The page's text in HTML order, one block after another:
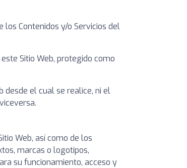
los Contenidos y/o Servicios del
Sitio Web, protegido como
desde el cual se realice, ni el
Web, así como de los
marcas o logotipos,
su funcionamiento, acceso y